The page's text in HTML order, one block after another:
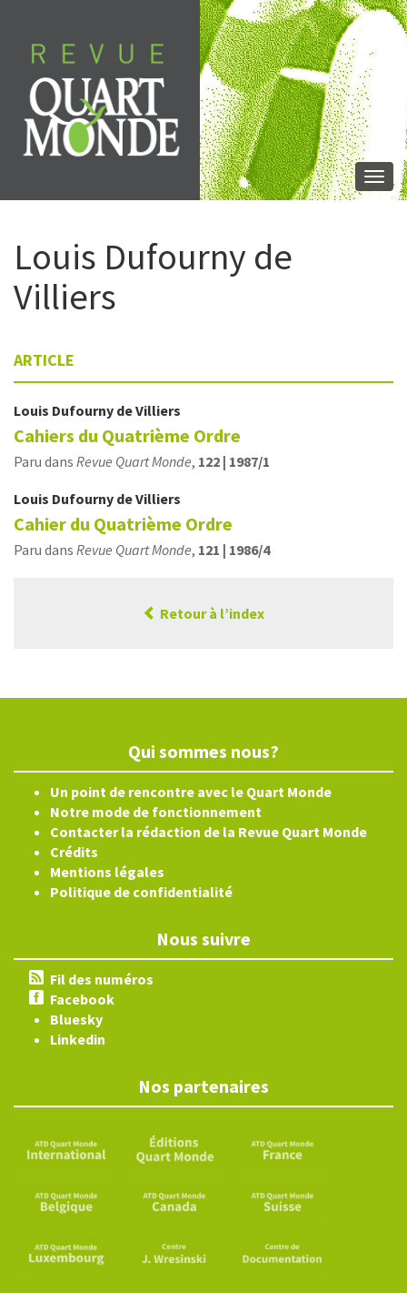
contenu
Louis Dufourny de
Villiers
ARTICLE
Louis Dufourny de Villiers
Cahiers du Quatrième Ordre
Paru dans Revue Quart Monde, 122 | 1987/1
Louis Dufourny de Villiers
Cahier du Quatrième Ordre
Paru dans Revue Quart Monde, 121 | 1986/4
Retour à l’index
Qui sommes nous?
Un point de rencontre avec le Quart Monde
Notre mode de fonctionnement
Contacter la rédaction de la Revue Quart Monde
Crédits
Mentions légales
Politique de confidentialité
Nous suivre
Fil des numéros
Facebook
Bluesky
Linkedin
Nos partenaires